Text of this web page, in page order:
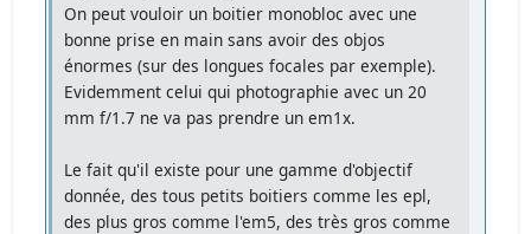
On peut vouloir un boitier monobloc avec une
bonne prise en main sans avoir des objos
énormes (sur des longues focales par exemple).
Evidemment celui qui photographie avec un 20
mm f/1.7 ne va pas prendre un em1x.
Le fait qu'il existe pour une gamme d'objectif
donnée, des tous petits boitiers comme les epl,
des plus gros comme l'em5, des très gros comme